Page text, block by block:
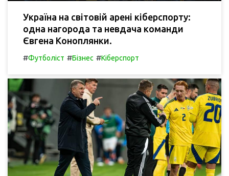
Україна на світовій арені кіберспорту:
одна нагорода та невдача команди
Євгена Коноплянки.
#Футболіст #Бізнес #Кіберспорт